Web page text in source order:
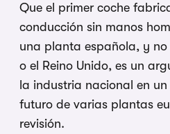
Que el primer coche
conducción sin manos
una planta española, y no
o el Reino Unido, es un
la industria nacional en un
futuro de varias plantas
revisión.